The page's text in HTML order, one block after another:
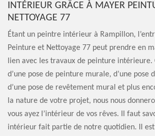
INTÉRIEUR GRÂCE À MAYER
NETTOYAGE 77
Étant un peintre intérieur à Rampillon,
Peinture et Nettoyage 77 peut prendre en
lien avec les travaux de peinture intérieure.
d’une pose de peinture murale, d’une pose
d’une pose de revêtement mural et plus
la nature de votre projet, nous nous
vous ayez l’intérieur de vos rêves. Il faut
intérieur fait partie de notre quotidien. Il